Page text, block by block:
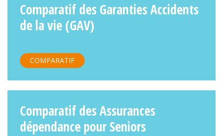
Comparatif des Garanties Accidents
de la vie (GAV)
COMPARATIF
Comparatif des Assurances
dépendance pour Seniors